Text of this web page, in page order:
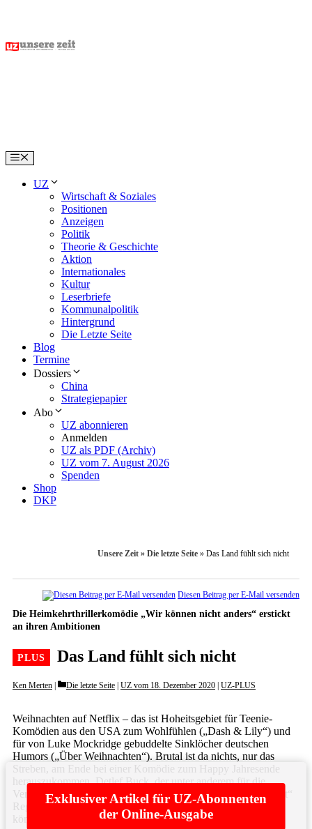
content
Menu
UZ
Wirtschaft & Soziales
Positionen
Anzeigen
Politik
Theorie & Geschichte
Aktion
Internationales
Kultur
Leserbriefe
Kommunalpolitik
Hintergrund
Die Letzte Seite
Blog
Termine
Dossiers
China
Strategiepapier
Abo
UZ abonnieren
Anmelden
UZ als PDF (Archiv)
UZ vom 7. August 2026
Spenden
Shop
DKP
Unsere Zeit » Die letzte Seite » Das Land fühlt sich nicht
Diesen Beitrag per E-Mail versenden
Die Heimkehrthrillerkomödie „Wir können nicht anders“ erstickt
an ihren Ambitionen
Das Land fühlt sich nicht
Ken Merten Categories
Die letzte Seite UZ vom 18. Dezember 2020 UZ-PLUS
Weihnachten auf Netflix – das ist Hoheitsgebiet für Teenie-
Komödien aus den USA zum Wohlfühlen („Dash & Lily“) und
für von Luke Mockridge gebuddelte Sinklöcher deutschen
Humors („Über Weihnachten“). Brutal ist da nichts, nur das
Streben, am Ende bei einer Komödie zum Happy Jahresende
herauszukommen. Detlef Buck, der unter anderem für die
Verfilmung des Kehlmann-Romans „Die Vermessung der Welt“
Regie führte, hat nun für den Streaming-Anbieter mit „Wir
können nicht anders“ den ... Bittehieranmelden
Exklusiver Artikel für UZ-Abonnenten
der Online-Ausgabe